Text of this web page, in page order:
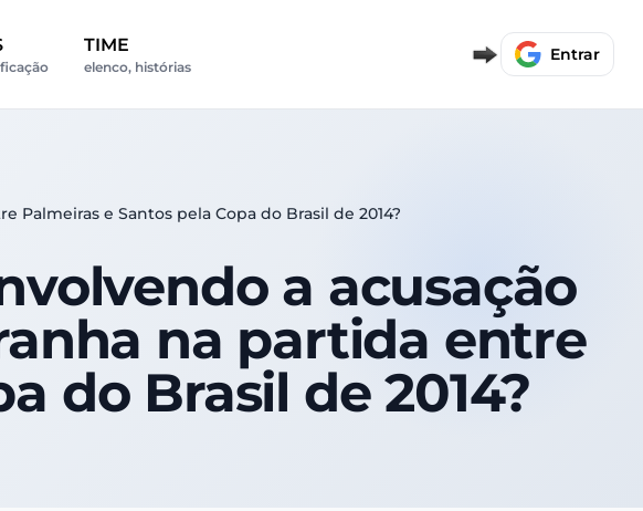
TIME
elenco, histórias
Entrar
e Santos pela Copa do Brasil de 2014?
a acusação
na partida entre
do Brasil de 2014?